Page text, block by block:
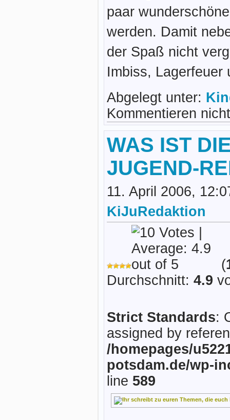
paar
werden. Damit
der Spaß nicht
Imbiss, Lagerfeuer
Abgelegt unter:
Kommentieren
WAS IST
JUGEND-
11. April 2006,
KiJuRedaktion
(
Durchschnitt: 4.9
Strict Standards:
assigned by
/homepages/
potsdam.de/wp-
line 589